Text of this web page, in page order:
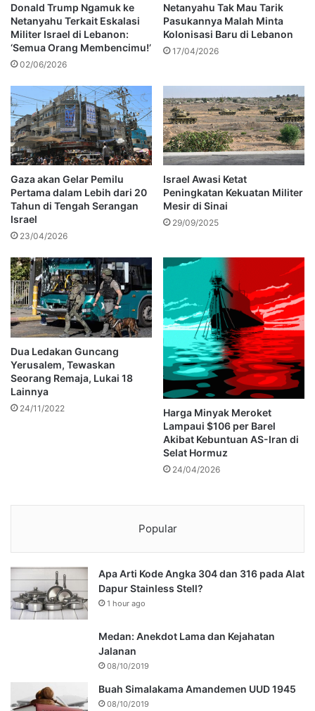
Donald Trump Ngamuk ke
Netanyahu Terkait Eskalasi
Militer Israel di Lebanon:
‘Semua Orang Membencimu!’
02/06/2026
Netanyahu Tak Mau Tarik
Pasukannya Malah Minta
Kolonisasi Baru di Lebanon
17/04/2026
Gaza akan Gelar Pemilu
Pertama dalam Lebih dari 20
Tahun di Tengah Serangan
Israel
23/04/2026
Israel Awasi Ketat
Peningkatan Kekuatan Militer
Mesir di Sinai
29/09/2025
Dua Ledakan Guncang
Yerusalem, Tewaskan
Seorang Remaja, Lukai 18
Lainnya
24/11/2022
Harga Minyak Meroket
Lampaui $106 per Barel
Akibat Kebuntuan AS-Iran di
Selat Hormuz
24/04/2026
Popular
Apa Arti Kode Angka 304 dan 316 pada Alat
Dapur Stainless Stell?
1 hour ago
Medan: Anekdot Lama dan Kejahatan
Jalanan
08/10/2019
Buah Simalakama Amandemen UUD 1945
08/10/2019